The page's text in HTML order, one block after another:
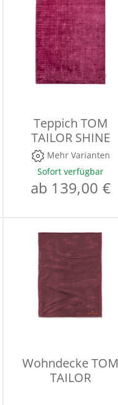
Teppich TOM
TAILOR SHINE
Mehr Varianten
Sofort verfügbar
ab 139,00 €
Wohndecke TOM
TAILOR